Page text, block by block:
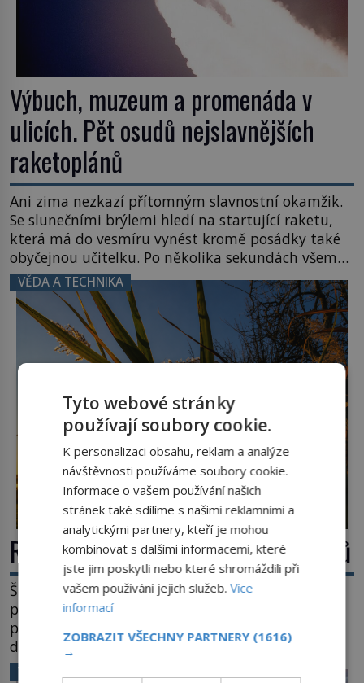
Výbuch, muzeum a promenáda v
ulicích. Pět osudů nejslavnějších
raketoplánů
Ani zima nezkazí přítomným slavnostní okamžik.
Se slunečními brýlemi hledí na startující raketu,
která má do vesmíru vynést kromě posádky také
obyčejnou učitelku. Po několika sekundách všem
ztuhnou úsměvy, stroj totiž exploduje. Jejich
konstrukce není z levného kraje, daňové
poplatníky stojí miliardy dolarů. Na druhou stranu
zvládnou jen představitelné věci. Na malé kousky
Název: Columbia První […]
VĚDA A TECHNIKA
Rákos: Nenápadný poklad z mokřadů
Šumí ve větru na březích rybníků, ukrývá vodní
ptáky a mnozí kolem něj procházejí bez
povšimnutí. Přesto právě rákos pomáhal stavět
domy, vyrábět lodě, zapisovat první texty a
inspiroval řadu pověstí. Tato skromná, ale
VĚDA A TECHNIKA
Tyto webové stránky
používají soubory cookie.
K personalizaci obsahu, reklam a analýze
návštěvnosti používáme soubory cookie.
Informace o vašem používání našich
stránek také sdílíme s našimi reklamními a
analytickými partnery, kteří je mohou
kombinovat s dalšími informacemi, které
jste jim poskytli nebo které shromáždili při
vašem používání jejich služeb.Více
informací
ZOBRAZIT VŠECHNY PARTNERY (1616)
→